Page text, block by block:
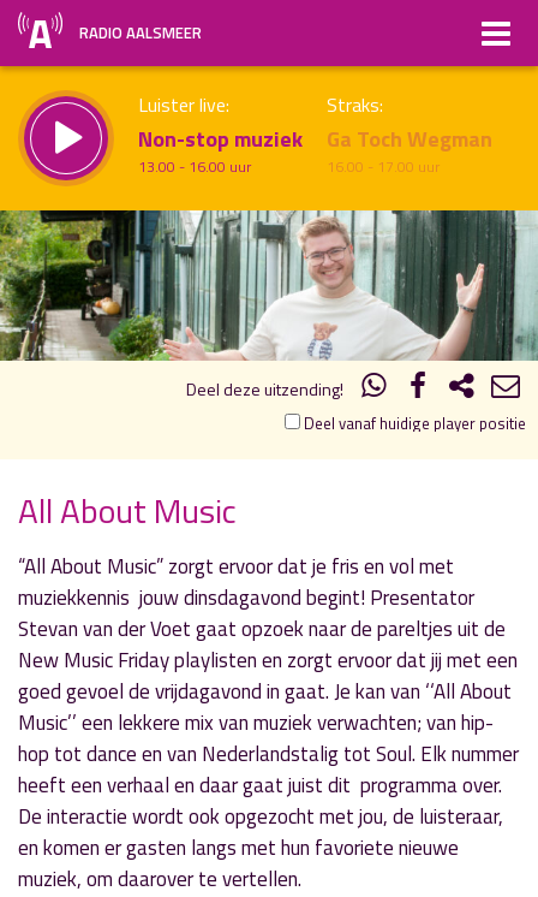
RADIO AALSMEER
Luister live:
Non-stop muziek
13.00 - 16.00 uur
Straks:
Ga Toch Wegman
16.00 - 17.00 uur
18.00 19.00
Vorig uur uur 1 van 2 Volgend uur
Inklappen
Deel deze uitzending!
Deel vanaf huidige player positie
All About Music
“All About Music” zorgt ervoor dat je fris en vol met
muziekkennis jouw dinsdagavond begint! Presentator
Stevan van der Voet gaat opzoek naar de pareltjes uit de
New Music Friday playlisten en zorgt ervoor dat jij met een
goed gevoel de vrijdagavond in gaat. Je kan van ‘‘All About
Music’’ een lekkere mix van muziek verwachten; van hip-
hop tot dance en van Nederlandstalig tot Soul. Elk nummer
heeft een verhaal en daar gaat juist dit programma over.
De interactie wordt ook opgezocht met jou, de luisteraar,
en komen er gasten langs met hun favoriete nieuwe
muziek, om daarover te vertellen.